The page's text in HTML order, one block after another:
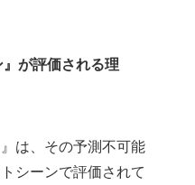
が評価される理
は、その予測不可能
シーンで評価されて